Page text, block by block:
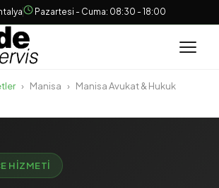
Pazartesi - Cuma: 08:30 - 18:00
› Manisa › Manisa Avukat & Hukuk
HIZMETI